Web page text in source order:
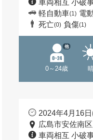
車両相互 小破
軽自動車(1) 電
死亡(0) 負傷(1)
0～24歳
他
2024年4月16
広島市安佐南
車両相互 小破